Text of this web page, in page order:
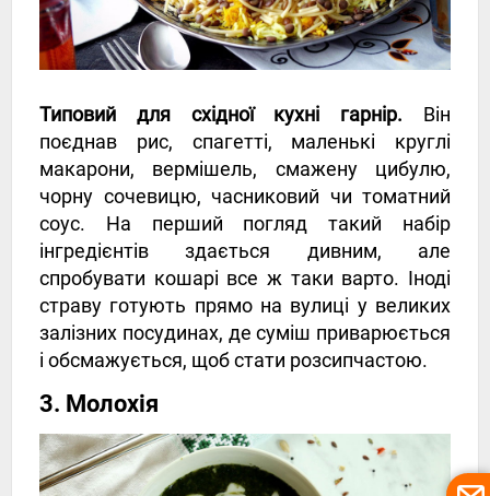
Типовий для східної кухні гарнір. Він
поєднав рис, спагетті, маленькі круглі
макарони, вермішель, смажену цибулю,
чорну сочевицю, часниковий чи томатний
соус. На перший погляд такий набір
інгредієнтів здається дивним, але
спробувати кошарі все ж таки варто. Іноді
страву готують прямо на вулиці у великих
залізних посудинах, де суміш приварюється
і обсмажується, щоб стати розсипчастою.
3. Молохія